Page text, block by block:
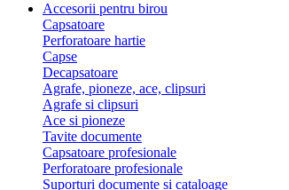
Accesorii pentru birou
Capsatoare
Perforatoare hartie
Capse
Decapsatoare
Agrafe, pioneze, ace, clipsuri
Agrafe si clipsuri
Ace si pioneze
Tavite documente
Capsatoare profesionale
Perforatoare profesionale
Suporturi documente si cataloage